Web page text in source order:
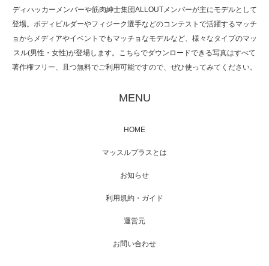
た（6/8放送）
映画「メカバース」舞台挨拶へマッスルプラ
【TV】NHK BS「COOL JAPAN 」にてマッス
ディハッカーメンバーや筋肉紳士集団ALLOUTメンバーが主にモデルとして
登場。ボディビルダーやフィジーク選手などのコンテストで活躍するマッチ
ョからメディアやイベントでもマッチョなモデルなど、様々なタイプのマッ
スル(男性・女性)が登場します。こちらでダウンロードできる写真はすべて
著作権フリー、且つ無料でご利用可能ですので、ぜひ使ってみてください。
MENU
HOME
マッスルプラスとは
お知らせ
利用規約・ガイド
運営元
お問い合わせ